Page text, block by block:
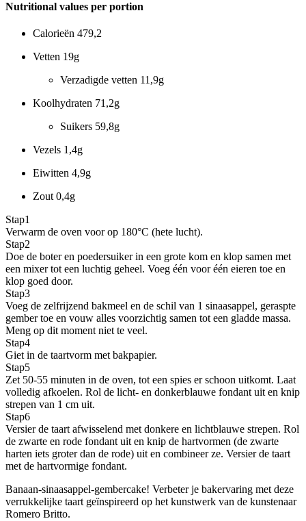
Nutritional values per portion
Calorieën 479,2
Vetten 19g
Verzadigde vetten 11,9g
Koolhydraten 71,2g
Suikers 59,8g
Vezels 1,4g
Eiwitten 4,9g
Zout 0,4g
Stap1
Verwarm de oven voor op 180°C (hete lucht).
Stap2
Doe de boter en poedersuiker in een grote kom en klop samen met
een mixer tot een luchtig geheel. Voeg één voor één eieren toe en
klop goed door.
Stap3
Voeg de zelfrijzend bakmeel en de schil van 1 sinaasappel, geraspte
gember toe en vouw alles voorzichtig samen tot een gladde massa.
Meng op dit moment niet te veel.
Stap4
Giet in de taartvorm met bakpapier.
Stap5
Zet 50-55 minuten in de oven, tot een spies er schoon uitkomt. Laat
volledig afkoelen. Rol de licht- en donkerblauwe fondant uit en knip
strepen van 1 cm uit.
Stap6
Versier de taart afwisselend met donkere en lichtblauwe strepen. Rol
de zwarte en rode fondant uit en knip de hartvormen (de zwarte
harten iets groter dan de rode) uit en combineer ze. Versier de taart
met de hartvormige fondant.
Banaan-sinaasappel-gembercake! Verbeter je bakervaring met deze
verrukkelijke taart geïnspireerd op het kunstwerk van de kunstenaar
Romero Britto.